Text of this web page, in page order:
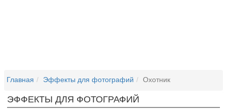
Главная Эффекты для фотографий Охотник
ЭФФЕКТЫ ДЛЯ ФОТОГРАФИЙ